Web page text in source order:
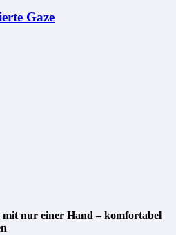
Gaze
mit nur einer Hand – komfortabel